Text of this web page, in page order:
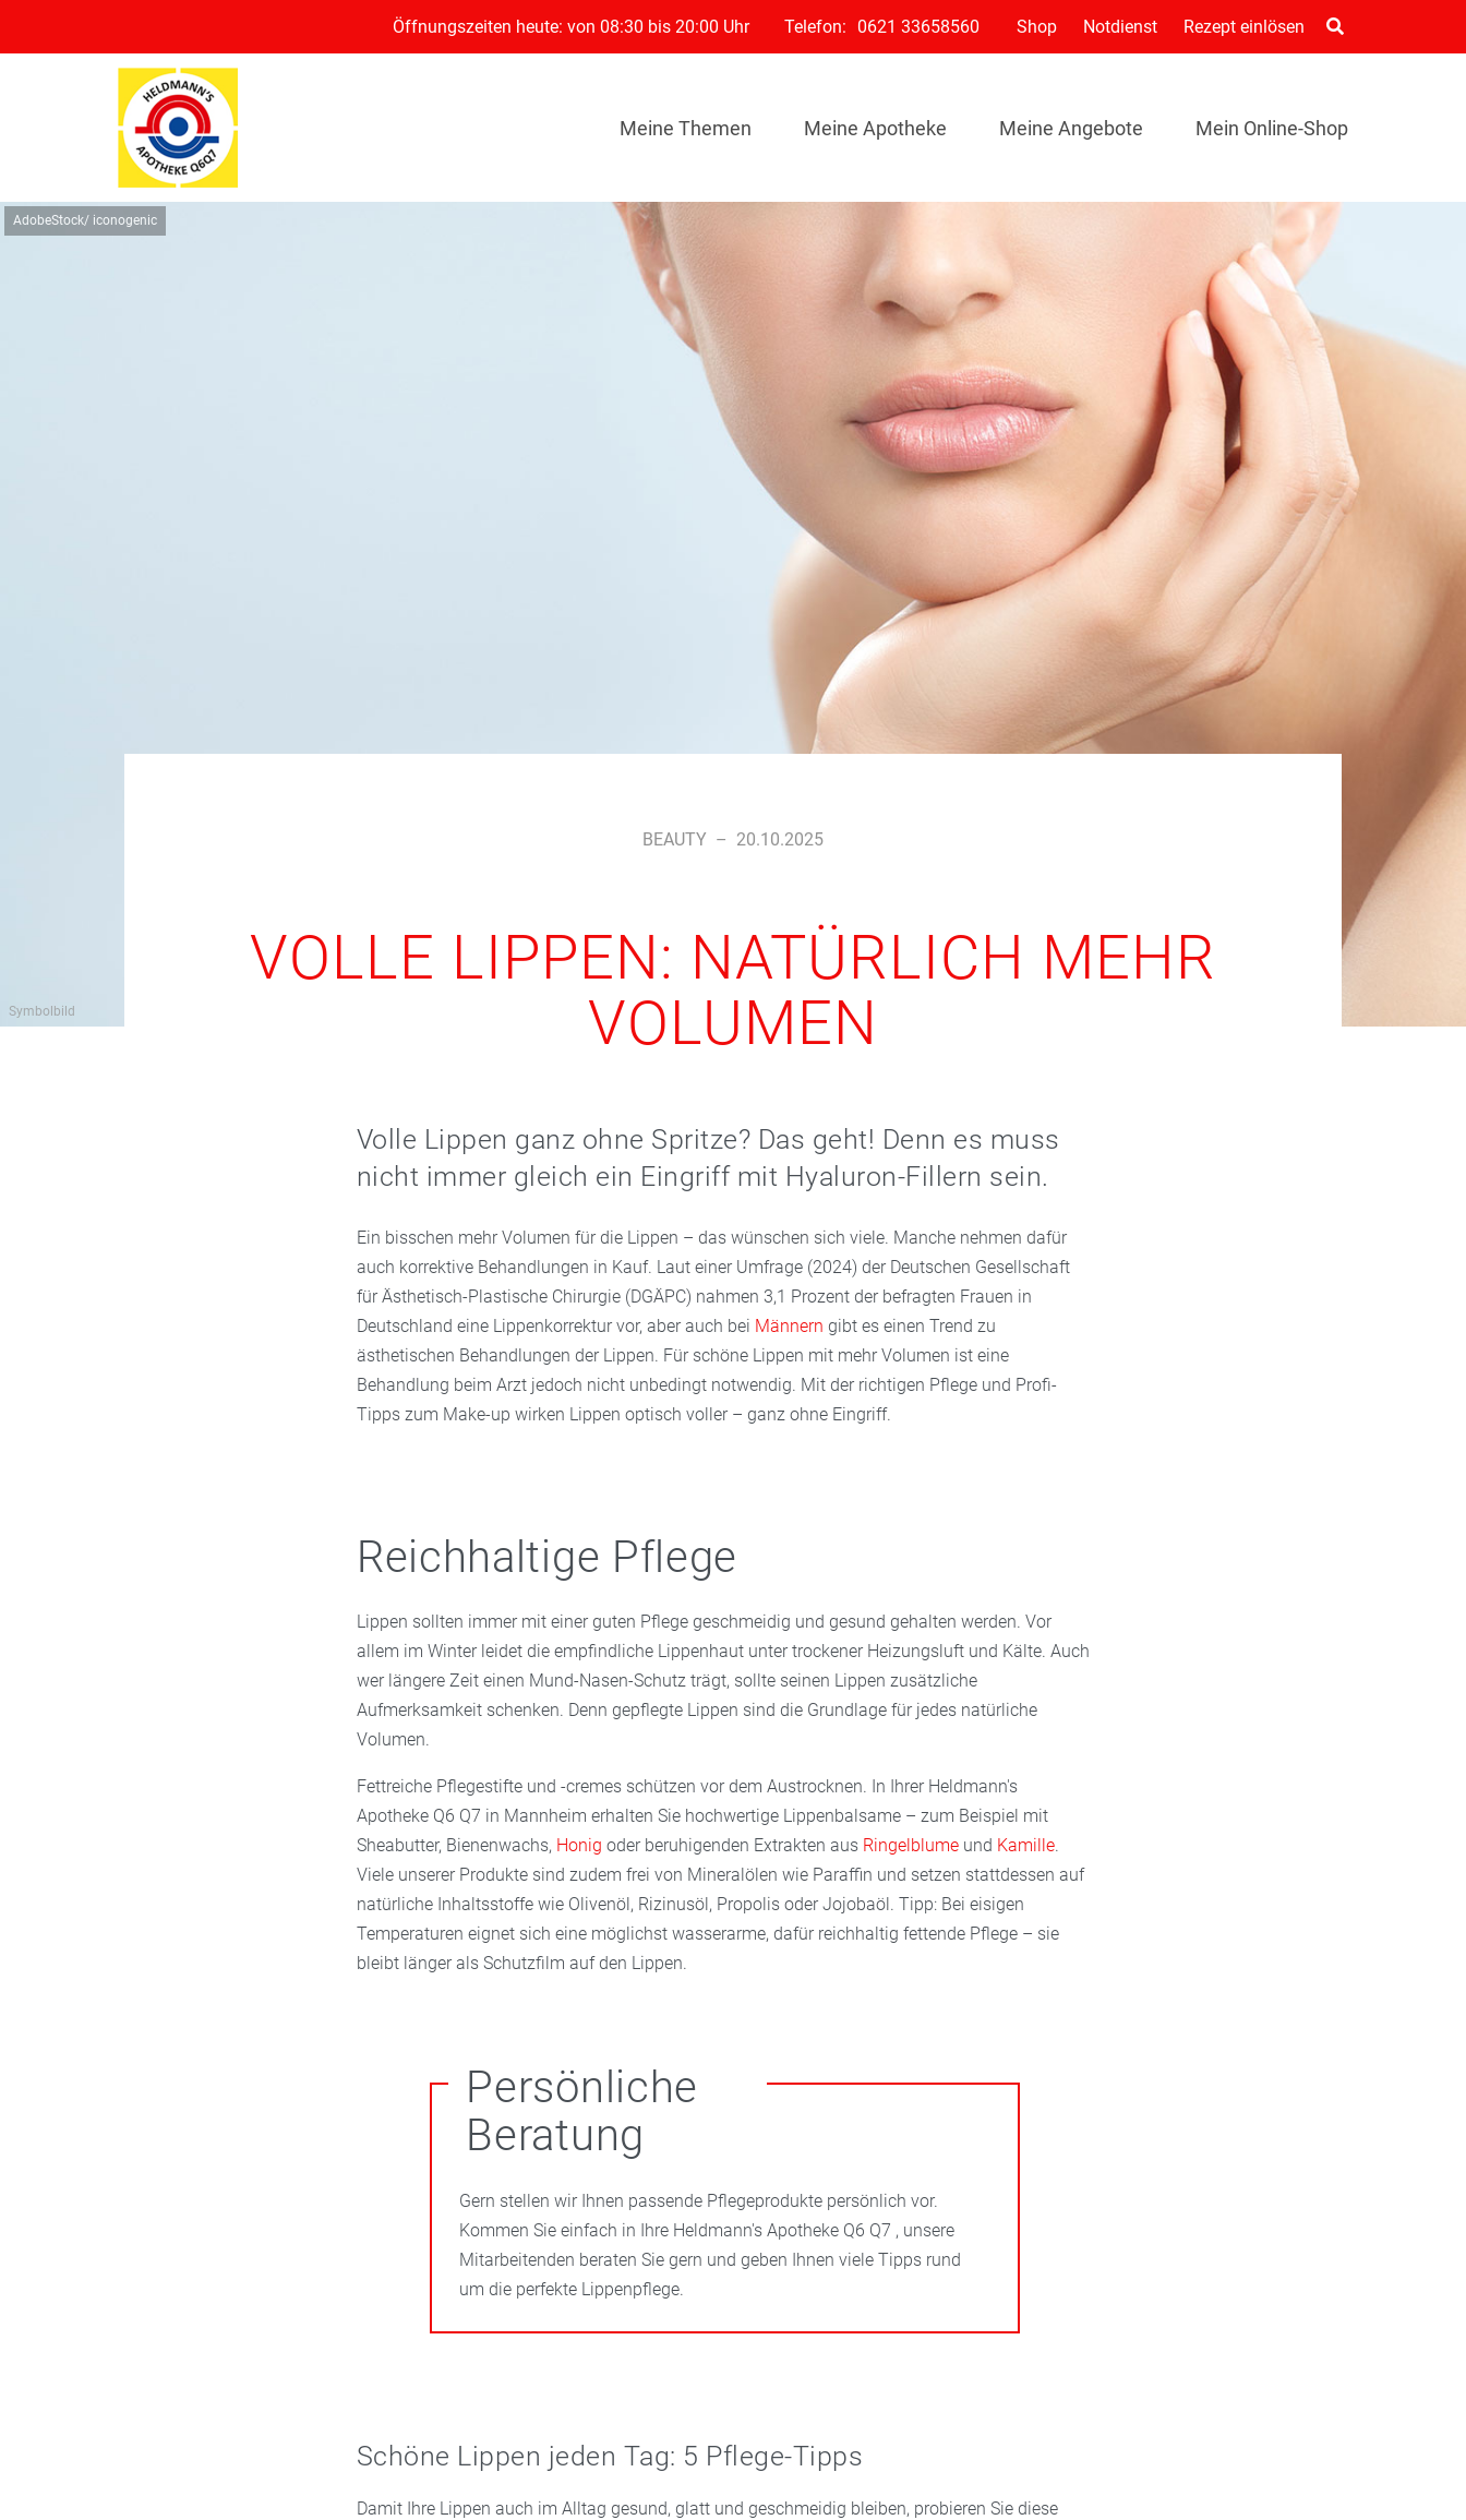
Öffnungszeiten heute: von 08:30 bis 20:00 Uhr Telefon: 0621 33658560 Shop Notdienst Rezept einlösen
Meine Themen Meine Apotheke Meine Angebote Mein Online-Shop
AdobeStock/ iconogenic
Symbolbild
BEAUTY – 20.10.2025
VOLLE LIPPEN: NATÜRLICH MEHR
VOLUMEN
Volle Lippen ganz ohne Spritze? Das geht! Denn es muss
nicht immer gleich ein Eingriff mit Hyaluron-Fillern sein.
Ein bisschen mehr Volumen für die Lippen – das wünschen sich viele. Manche nehmen dafür
auch korrektive Behandlungen in Kauf. Laut einer Umfrage (2024) der Deutschen Gesellschaft
für Ästhetisch-Plastische Chirurgie (DGÄPC) nahmen 3,1 Prozent der befragten Frauen in
Deutschland eine Lippenkorrektur vor, aber auch bei Männern gibt es einen Trend zu
ästhetischen Behandlungen der Lippen. Für schöne Lippen mit mehr Volumen ist eine
Behandlung beim Arzt jedoch nicht unbedingt notwendig. Mit der richtigen Pflege und Profi-
Tipps zum Make-up wirken Lippen optisch voller – ganz ohne Eingriff.
Reichhaltige Pflege
Lippen sollten immer mit einer guten Pflege geschmeidig und gesund gehalten werden. Vor
allem im Winter leidet die empfindliche Lippenhaut unter trockener Heizungsluft und Kälte. Auch
wer längere Zeit einen Mund-Nasen-Schutz trägt, sollte seinen Lippen zusätzliche
Aufmerksamkeit schenken. Denn gepflegte Lippen sind die Grundlage für jedes natürliche
Volumen.
Fettreiche Pflegestifte und -cremes schützen vor dem Austrocknen. In Ihrer Heldmann's
Apotheke Q6 Q7 in Mannheim erhalten Sie hochwertige Lippenbalsame – zum Beispiel mit
Sheabutter, Bienenwachs, Honig oder beruhigenden Extrakten aus Ringelblumeund Kamille.
Viele unserer Produkte sind zudem frei von Mineralölen wie Paraffin und setzen stattdessen auf
natürliche Inhaltsstoffe wie Olivenöl, Rizinusöl, Propolis oder Jojobaöl. Tipp: Bei eisigen
Temperaturen eignet sich eine möglichst wasserarme, dafür reichhaltig fettende Pflege – sie
bleibt länger als Schutzfilm auf den Lippen.
Persönliche
Beratung
Gern stellen wir Ihnen passende Pflegeprodukte persönlich vor.
Kommen Sie einfach in Ihre Heldmann's Apotheke Q6 Q7 , unsere
Mitarbeitenden beraten Sie gern und geben Ihnen viele Tipps rund
um die perfekte Lippenpflege.
Schöne Lippen jeden Tag: 5 Pflege-Tipps
Damit Ihre Lippen auch im Alltag gesund, glatt und geschmeidig bleiben, probieren Sie diese